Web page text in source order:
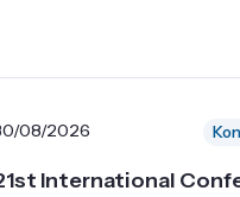
08/2026
International